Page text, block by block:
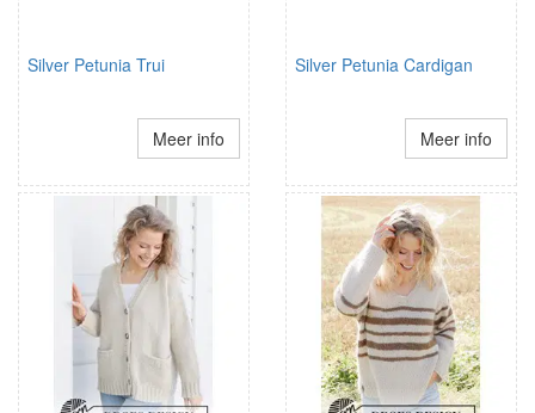
Silver Petunia Trui
Meer info
Silver Petunia Cardigan
Meer info